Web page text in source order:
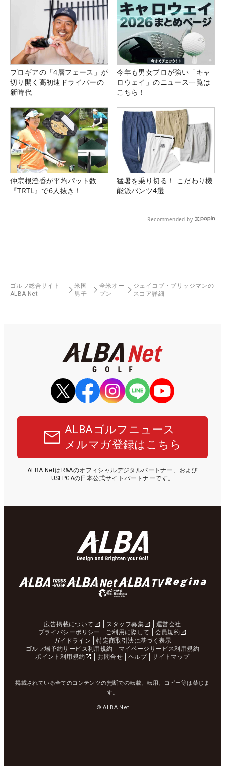
プロギアの「4層フェース」が
切り開く高初速ドライバーの
新時代
今年も男女プロが強い「キャ
ロウェイ」のニュース一覧は
こちら！
仲宗根澄香が平均パット数
『TRTL』で6人抜き！
猛暑を乗り切る！ こだわり機
能派パンツ4選
Recommended by
ゴルフ総合サイト
ALBA Net
米国
男子
全米オー
プン
ジェイコブ・ブリッジマンの
スコア詳細
ALBAゴルフニュース
メルマガ登録はこちら
ALBA NetはR&Aのオフィシャルデジタルパートナー、および
USLPGAの日本公式サイトパートナーです。
広告掲載について スタッフ募集
運営会社
プライバシーポリシー
ご利用に際して
会員規約
ガイドライン
特定商取引法に基づく表示
ゴルフ場予約サービス利用規約
マイページサービス利用規約
ポイント利用規約
お問合せ ヘルプ サイトマップ
掲載されている全てのコンテンツの無断での転載、転用、コピー等は禁じま
す。
© ALBA Net